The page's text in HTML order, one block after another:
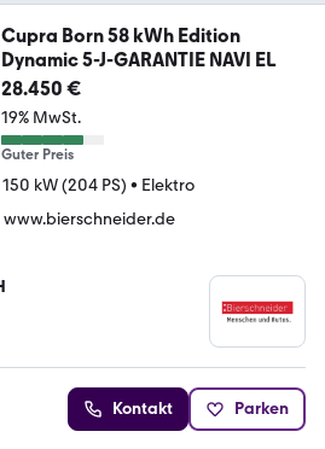
Cupra Born 58 kWh Edition
Dynamic 5-J-GARANTIE NAVI EL
28.450 €
19% MwSt.
Guter Preis
150 kW (204 PS) • Elektro
www.bierschneider.de
Kontakt Parken